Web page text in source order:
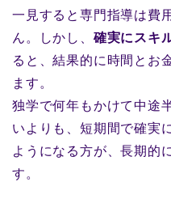
一見すると専門指導は費
ん。しかし、 確実にスキ
ると、結果的に時間とお
ます。
独学で何年もかけて中途
いよりも、短期間で確実
ようになる方が、長期的
す。